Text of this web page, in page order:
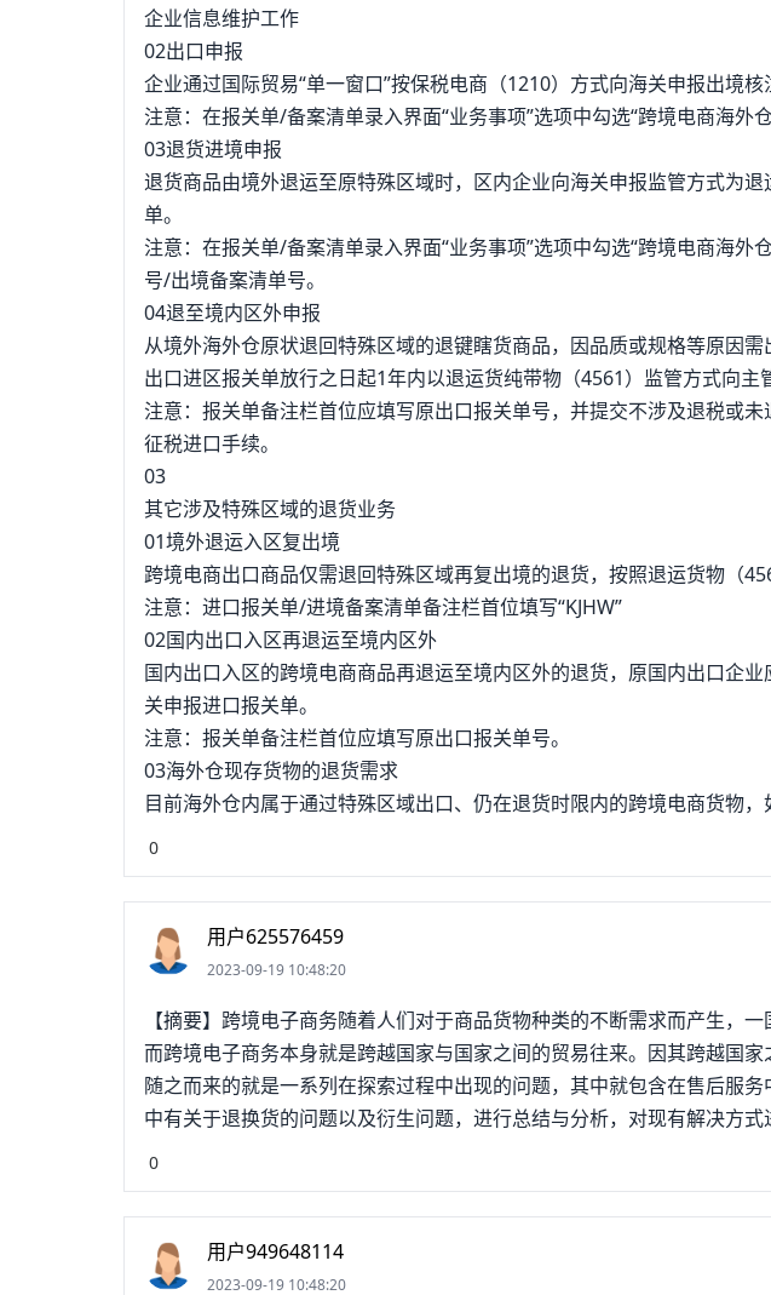
企业信息维护工作
02出口申报
企业通过国际贸易“单一窗口”按保税电商（1210）方式向海关申报出境核
注意：在报关单/备案清单录入界面“业务事项”选项中勾选“跨境电商海外仓
03退货进境申报
退货商品由境外退运至原特殊区域时，区内企业向海关申报监管方式为
单。
注意：在报关单/备案清单录入界面“业务事项”选项中勾选“跨境电商海外
号/出境备案清单号。
04退至境内区外申报
从境外海外仓原状退回特殊区域的退键瞎货商品，因品质或规格等原因
出口进区报关单放行之日起1年内以退运货纯带物（4561）监管方式向主
注意：报关单备注栏首位应填写原出口报关单号，并提交不涉及退税或
征税进口手续。
03
其它涉及特殊区域的退货业务
01境外退运入区复出境
跨境电商出口商品仅需退回特殊区域再复出境的退货，按照退运货物（
注意：进口报关单/进境备案清单备注栏首位填写“KJHW”
02国内出口入区再退运至境内区外
国内出口入区的跨境电商商品再退运至境内区外的退货，原国内出口企
关申报进口报关单。
注意：报关单备注栏首位应填写原出口报关单号。
03海外仓现存货物的退货需求
目前海外仓内属于通过特殊区域出口、仍在退货时限内的跨境电商货物
0
用户625576459
2023-09-19 10:48:20
【摘要】跨境电子商务随着人们对于商品货物种类的不断需求而产生，
而跨境电子商务本身就是跨越国家与国家之间的贸易往来。因其跨越国家
随之而来的就是一系列在探索过程中出现的问题，其中就包含在售后服
中有关于退换货的问题以及衍生问题，进行总结与分析，对现有解决方
电商退货物流1.跨境电商发展的现状及问题1.1跨境电商发展现状《中国
中心于2017年5月17日发布《2016年度中国网络零售市场数据监测报告
展，2016年中国进口跨境电商交易规模达到1.2万亿元，同比增长33.3%
很明显地验证跨境电子商务在中国的发展，不仅前景可观，而且现今可
0
用户949648114
2023-09-19 10:48:20